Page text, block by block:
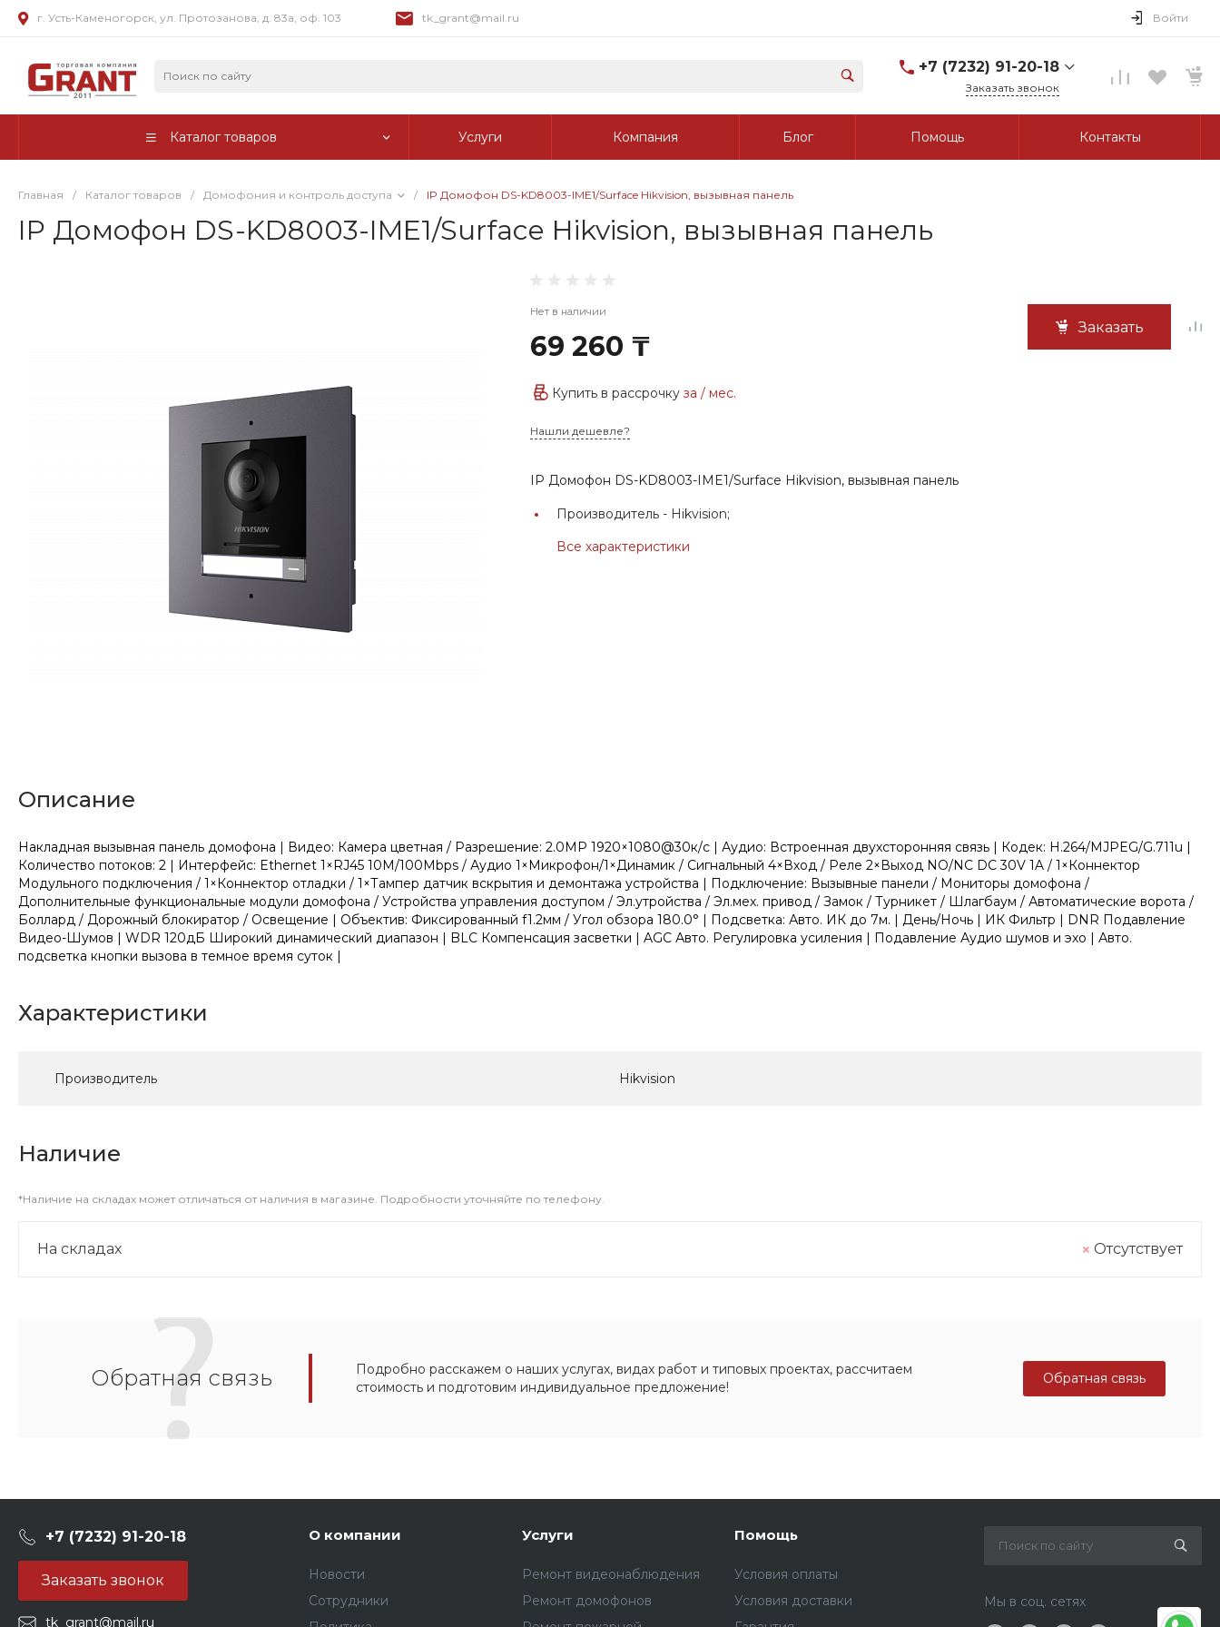
г. Усть-Каменогорск, ул. Протозанова, д. 83а, оф. 103 tk_grant@mail.ru Войти
+7 (7232) 91-20-18
г. Усть-Каменогорск, ул.
Заказать звонок
Каталог товаров Услуги Компания Блог Помощь Контакты
Главная / Каталог товаров / Домофония и контроль доступа / IP Домофон DS-KD8003-IME1/Surface Hikvision, вызывная панель
IP Домофон DS-KD8003-IME1/Surface Hikvision, вызывная панель
Нет в наличии
69 260 ₸
Заказать
Купить в рассрочкуза/ мес.
Нашли дешевле?
IP Домофон DS-KD8003-IME1/Surface Hikvision, вызывная панель
Производитель - Hikvision;
Все характеристики
Описание
Накладная вызывная панель домофона | Видео: Камера цветная / Разрешение: 2.0МР 1920×1080@30к/с | Аудио: Встроенная двухсторонняя связь | Кодек: H.264/MJPEG/G.711u |
Количество потоков: 2 | Интерфейс: Ethernet 1×RJ45 10M/100Mbps / Аудио 1×Микрофон/1×Динамик / Сигнальный 4×Вход / Реле 2×Выход NO/NC DC 30V 1A / 1×Коннектор
Модульного подключения / 1×Коннектор отладки / 1×Тампер датчик вскрытия и демонтажа устройства | Подключение: Вызывные панели / Мониторы домофона /
Дополнительные функциональные модули домофона / Устройства управления доступом / Эл.утройства / Эл.мех. привод / Замок / Турникет / Шлагбаум / Автоматические ворота /
Боллард / Дорожный блокиратор / Освещение | Объектив: Фиксированный f1.2мм / Угол обзора 180.0° | Подсветка: Авто. ИК до 7м. | День/Ночь | ИК Фильтр | DNR Подавление
Видео-Шумов | WDR 120дБ Широкий динамический диапазон | BLC Компенсация засветки | AGC Авто. Регулировка усиления | Подавление Аудио шумов и эхо | Авто.
подсветка кнопки вызова в темное время суток |
Характеристики
Производитель Hikvision
Наличие
*Наличие на складах может отличаться от наличия в магазине. Подробности уточняйте по телефону.
На складах Отсутствует
Обратная связь
Подробно расскажем о наших услугах, видах работ и типовых проектах, рассчитаем
стоимость и подготовим индивидуальное предложение!
Обратная связь
+7 (7232) 91-20-18
Заказать звонок
tk_grant@mail.ru
О компании
Новости
Сотрудники
Услуги
Ремонт видеонаблюдения
Ремонт домофонов
Помощь
Условия оплаты
Условия доставки
Мы в соц. сетях